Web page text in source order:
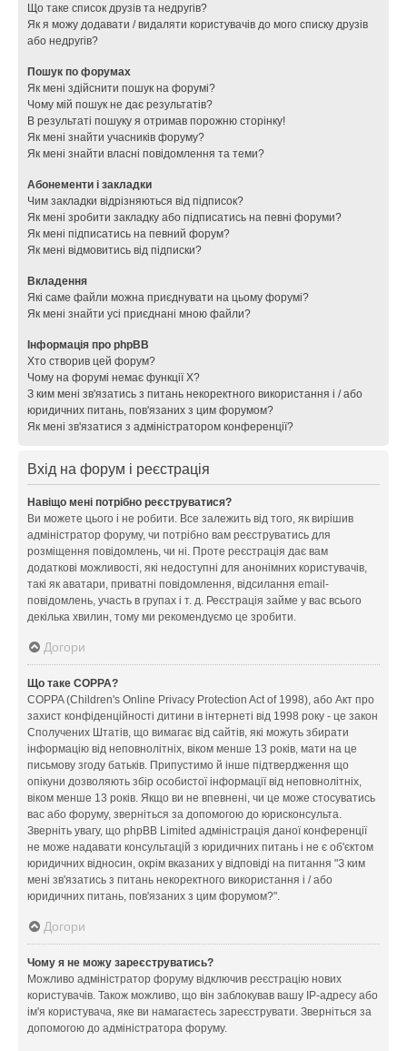
Що таке список друзів та недругів?
Як я можу додавати / видаляти користувачів до мого списку друзів
або недругів?
Пошук по форумах
Як мені здійснити пошук на форумі?
Чому мій пошук не дає результатів?
В результаті пошуку я отримав порожню сторінку!
Як мені знайти учасників форуму?
Як мені знайти власні повідомлення та теми?
Абонементи і закладки
Чим закладки відрізняються від підписок?
Як мені зробити закладку або підписатись на певні форуми?
Як мені підписатись на певний форум?
Як мені відмовитись від підписки?
Вкладення
Які саме файли можна приєднувати на цьому форумі?
Як мені знайти усі приєднані мною файли?
Інформація про phpBB
Хто створив цей форум?
Чому на форумі немає функції X?
З ким мені зв'язатись з питань некоректного використання і / або
юридичних питань, пов'язаних з цим форумом?
Як мені зв'язатися з адміністратором конференції?
Вхід на форум і реєстрація
Навіщо мені потрібно реєструватися?
Ви можете цього і не робити. Все залежить від того, як вирішив
адміністратор форуму, чи потрібно вам реєструватись для
розміщення повідомлень, чи ні. Проте реєстрація дає вам
додаткові можливості, які недоступні для анонімних користувачів,
такі як аватари, приватні повідомлення, відсилання email-
повідомлень, участь в групах і т. д. Реєстрація займе у вас всього
декілька хвилин, тому ми рекомендуємо це зробити.
Догори
Що таке COPPA?
COPPA (Children's Online Privacy Protection Act of 1998), або Акт про
захист конфіденційності дитини в інтернеті від 1998 року - це закон
Сполучених Штатів, що вимагає від сайтів, які можуть збирати
інформацію від неповнолітніх, віком менше 13 років, мати на це
письмову згоду батьків. Припустимо й інше підтвердження що
опікуни дозволяють збір особистої інформації від неповнолітніх,
віком менше 13 років. Якщо ви не впевнені, чи це може стосуватись
вас або форуму, зверніться за допомогою до юрисконсульта.
Зверніть увагу, що phpBB Limited адміністрація даної конференції
не може надавати консультацій з юридичних питань і не є об'єктом
юридичних відносин, окрім вказаних у відповіді на питання "З ким
мені зв'язатись з питань некоректного використання і / або
юридичних питань, пов'язаних з цим форумом?".
Догори
Чому я не можу зареєструватись?
Можливо адміністратор форуму відключив реєстрацію нових
користувачів. Також можливо, що він заблокував вашу IP-адресу або
ім'я користувача, яке ви намагаєтесь зареєструвати. Зверніться за
допомогою до адміністратора форуму.